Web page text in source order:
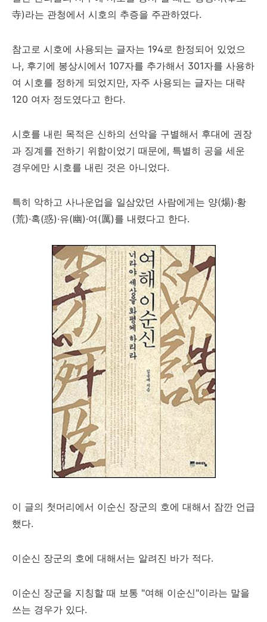
寺)라는 관청에서 시호의 추증을 주관하였다.
참고로 시호에 사용되는 글자는 194로 한정되어 있었으
나, 후기에 봉상시에서 107자를 추가해서 301자를 사용하
여 시호를 정하게 되었지만, 자주 사용되는 글자는 대략
120 여자 정도였다고 한다.
시호를 내린 목적은 신하의 선악을 구별해서 후대에 권장
과 징계를 전하기 위함이었기 때문에, 특별히 공을 세운
경우에만 시호를 내린 것은 아니었다.
특히 악하고 사나운업을 일삼았던 사람에게는 양(煬)·황
(荒)·혹(惑)·유(幽)·여(厲)를 내렸다고 한다.
이 글의 첫머리에서 이순신 장군의 호에 대해서 잠깐 언급
했다.
이순신 장군의 호에 대해서는 알려진 바가 적다.
이순신 장군을 지칭할 때 보통 "여해 이순신"이라는 말을
쓰는 경우가 있다.